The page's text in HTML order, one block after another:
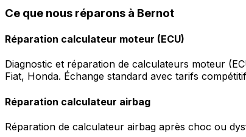
Ce que nous réparons à Bernot
Réparation calculateur moteur (ECU)
Diagnostic et réparation de calculateurs moteur
Fiat, Honda. Échange standard avec tarifs
Réparation calculateur airbag
Réparation de calculateur airbag après choc ou